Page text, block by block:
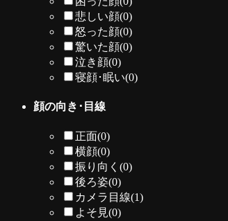
悲しい顔(0)
怒った顔(0)
驚いた顔(0)
泣き顔(0)
寝顔･眠い(0)
顔の向き･目線
正面(0)
横顔(0)
振り向く (0)
後ろ姿(0)
カメラ目線(1)
よそ見(0)